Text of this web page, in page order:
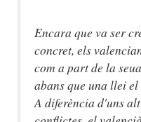
Encara que va ser
concret, els
com a part de la
abans que una llei
A diferència d'uns